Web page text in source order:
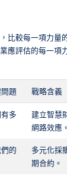
比較每一項力量
應評估的每一項
題 戰略含義
多
建立智慧
網路效應。
的
多元化採
期合約。